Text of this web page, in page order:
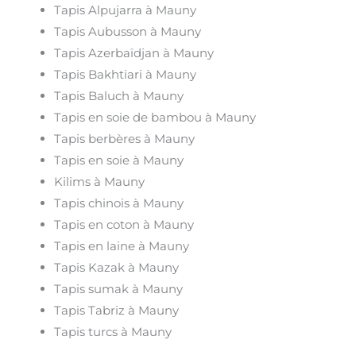
Tapis Alpujarra à Mauny
Tapis Aubusson à Mauny
Tapis Azerbaïdjan à Mauny
Tapis Bakhtiari à Mauny
Tapis Baluch à Mauny
Tapis en soie de bambou à Mauny
Tapis berbères à Mauny
Tapis en soie à Mauny
Kilims à Mauny
Tapis chinois à Mauny
Tapis en coton à Mauny
Tapis en laine à Mauny
Tapis Kazak à Mauny
Tapis sumak à Mauny
Tapis Tabriz à Mauny
Tapis turcs à Mauny